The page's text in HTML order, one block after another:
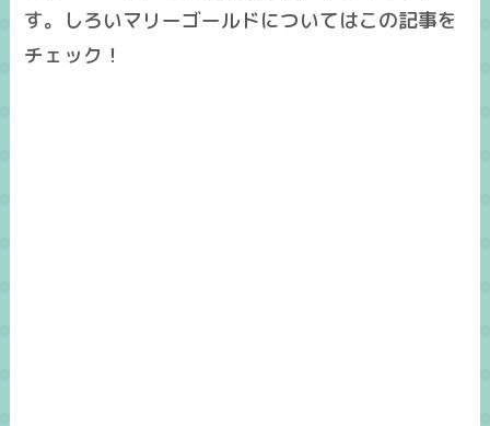
す。しろいマリーゴールドについてはこの記事を
チェック！